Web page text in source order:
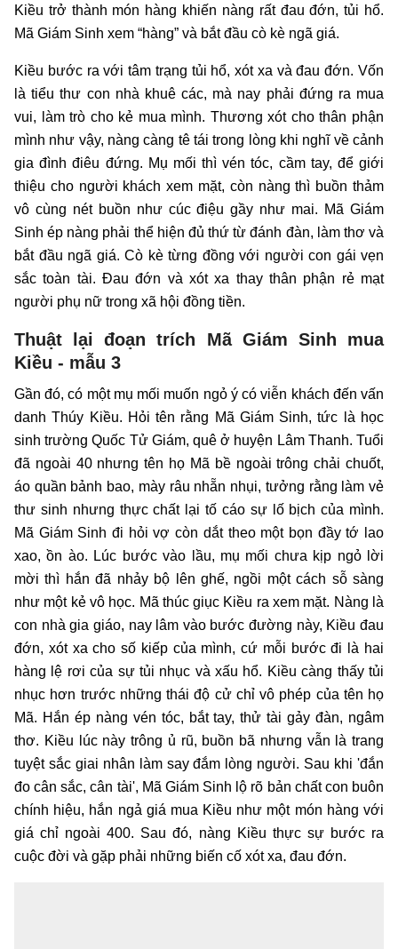
Kiều trở thành món hàng khiến nàng rất đau đớn, tủi hổ.
Mã Giám Sinh xem “hàng” và bắt đầu cò kè ngã giá.
Kiều bước ra với tâm trạng tủi hổ, xót xa và đau đớn. Vốn
là tiểu thư con nhà khuê các, mà nay phải đứng ra mua
vui, làm trò cho kẻ mua mình. Thương xót cho thân phận
mình như vậy, nàng càng tê tái trong lòng khi nghĩ về cảnh
gia đình điêu đứng. Mụ mối thì vén tóc, cầm tay, để giới
thiệu cho người khách xem mặt, còn nàng thì buồn thảm
vô cùng nét buồn như cúc điệu gầy như mai. Mã Giám
Sinh ép nàng phải thể hiện đủ thứ từ đánh đàn, làm thơ và
bắt đầu ngã giá. Cò kè từng đồng với người con gái vẹn
sắc toàn tài. Đau đớn và xót xa thay thân phận rẻ mạt
người phụ nữ trong xã hội đồng tiền.
Thuật lại đoạn trích Mã Giám Sinh mua
Kiều - mẫu 3
Gần đó, có một mụ mối muốn ngỏ ý có viễn khách đến vấn
danh Thúy Kiều. Hỏi tên rằng Mã Giám Sinh, tức là học
sinh trường Quốc Tử Giám, quê ở huyện Lâm Thanh. Tuổi
đã ngoài 40 nhưng tên họ Mã bề ngoài trông chải chuốt,
áo quần bảnh bao, mày râu nhẵn nhụi, tưởng rằng làm vẻ
thư sinh nhưng thực chất lại tố cáo sự lố bịch của mình.
Mã Giám Sinh đi hỏi vợ còn dắt theo một bọn đầy tớ lao
xao, ồn ào. Lúc bước vào lầu, mụ mối chưa kịp ngỏ lời
mời thì hắn đã nhảy bộ lên ghế, ngồi một cách sỗ sàng
như một kẻ vô học. Mã thúc giục Kiều ra xem mặt. Nàng là
con nhà gia giáo, nay lâm vào bước đường này, Kiều đau
đớn, xót xa cho số kiếp của mình, cứ mỗi bước đi là hai
hàng lệ rơi của sự tủi nhục và xấu hổ. Kiều càng thấy tủi
nhục hơn trước những thái độ cử chỉ vô phép của tên họ
Mã. Hắn ép nàng vén tóc, bắt tay, thử tài gảy đàn, ngâm
thơ. Kiều lúc này trông ủ rũ, buồn bã nhưng vẫn là trang
tuyệt sắc giai nhân làm say đắm lòng người. Sau khi 'đắn
đo cân sắc, cân tài', Mã Giám Sinh lộ rõ bản chất con buôn
chính hiệu, hắn ngả giá mua Kiều như một món hàng với
giá chỉ ngoài 400. Sau đó, nàng Kiều thực sự bước ra
cuộc đời và gặp phải những biến cố xót xa, đau đớn.